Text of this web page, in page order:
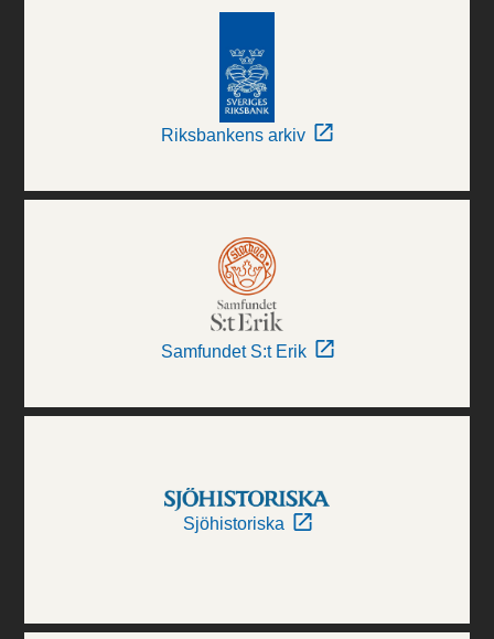
Riksbankens arkiv
Samfundet S:t Erik
Sjöhistoriska